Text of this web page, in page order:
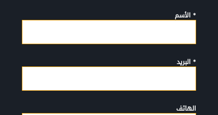
* الأسم
* البريد
الهاتف